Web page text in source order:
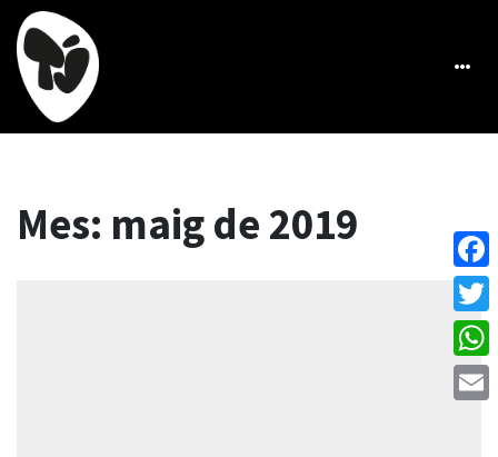
Mes: maig de 2019